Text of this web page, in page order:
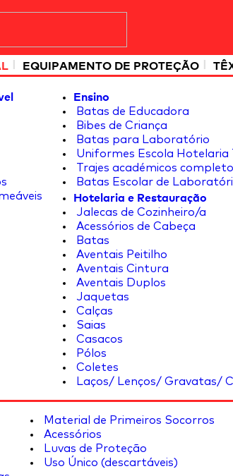
| EQUIPAMENTO DE PROTEÇÃO |
Ensino
Batas de Educadora
Bibes de Criança
Batas para Laboratório
Uniformes Escola Hotelaria
Trajes académicos
Batas Escolar de
Hotelaria e Restauração
Jalecas de Cozinheiro/a
Acessórios de Cabeça
Batas
Aventais Peitilho
Aventais Cintura
Aventais Duplos
Jaquetas
Calças
Saias
Casacos
Pólos
Coletes
Laços/ Lenços/ Gravatas/
Material de Primeiros Socorros
Acessórios
Luvas de Proteção
Uso Único (descartáveis)